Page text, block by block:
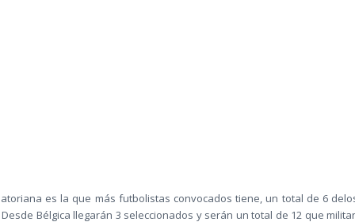
es la que más futbolistas convocados tiene, un total de 6
Bélgica llegarán 3 seleccionados y serán un total de 12 que